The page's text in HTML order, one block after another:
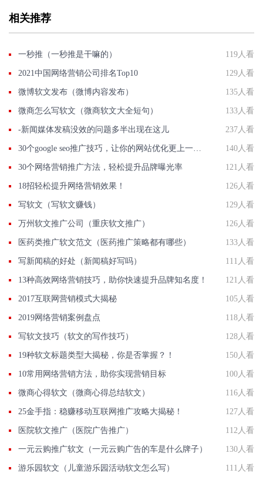
相关推荐
一秒推（一秒推是干嘛的） 119人看
2021中国网络营销公司排名Top10 129人看
微博软文发布（微博内容发布） 135人看
微商怎么写软文（微商软文大全短句） 133人看
-新闻媒体发稿没效的问题多半出现在这儿 237人看
140人看
30个网络营销推广方法，轻松提升品牌曝光率 121人看
18招轻松提升网络营销效果！ 126人看
写软文（写软文赚钱） 129人看
万州软文推广公司（重庆软文推广） 126人看
医药类推广软文范文（医药推广策略都有哪些） 133人看
写新闻稿的好处（新闻稿好写吗） 111人看
13种高效网络营销技巧，助你快速提升品牌知名度！ 121人看
2017互联网营销模式大揭秘 105人看
2019网络营销案例盘点 118人看
写软文技巧（软文的写作技巧） 128人看
19种软文标题类型大揭秘，你是否掌握？！ 150人看
10常用网络营销方法，助你实现营销目标 100人看
微商心得软文（微商心得总结软文） 116人看
25金手指：稳赚移动互联网推广攻略大揭秘！ 127人看
医院软文推广（医院广告推广） 112人看
一元云购推广软文（一元云购广告的车是什么牌子） 130人看
游乐园软文（儿童游乐园活动软文怎么写） 111人看